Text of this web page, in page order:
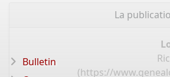
La
(https://
Bulletin